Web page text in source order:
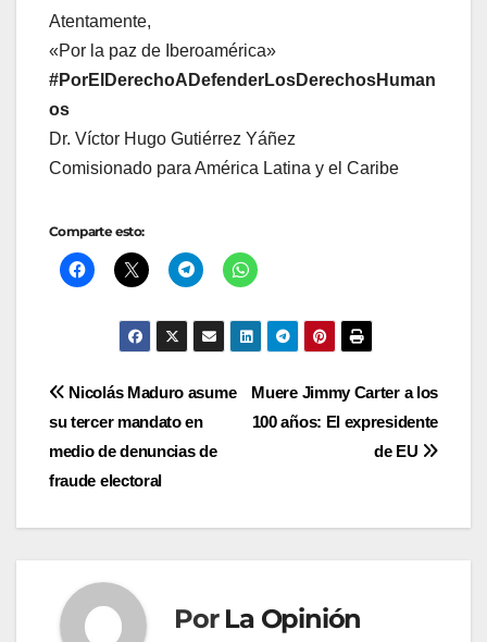
Atentamente,
«Por la paz de Iberoamérica»
#PorElDerechoADefenderLosDerechosHuman
os
Dr. Víctor Hugo Gutiérrez Yáñez
Comisionado para América Latina y el Caribe
Comparte esto:
Navegación
de
entradas
Muere Jimmy Carter a los
100 años: El expresidente
de EU
Nicolás Maduro asume
su tercer mandato en
medio de denuncias de
fraude electoral
Por La Opinión